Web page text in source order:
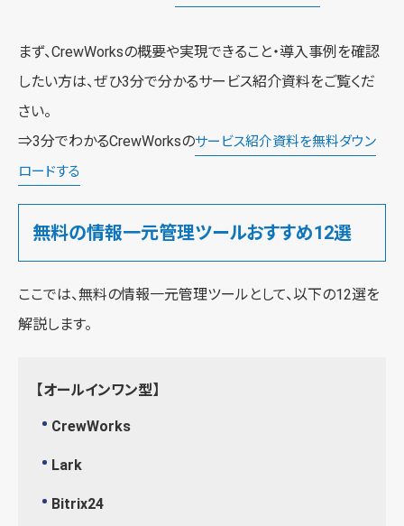
まず、CrewWorksの概要や実現できること・導入事例を確認
したい方は、ぜひ3分で分かるサービス紹介資料をご覧くだ
さい。
⇒3分でわかるCrewWorksのサービス紹介資料を無料ダウン
ロードする
無料の情報一元管理ツールおすすめ12選
ここでは、無料の情報一元管理ツールとして、以下の12選を
解説します。
【オールインワン型】
CrewWorks
Lark
Bitrix24